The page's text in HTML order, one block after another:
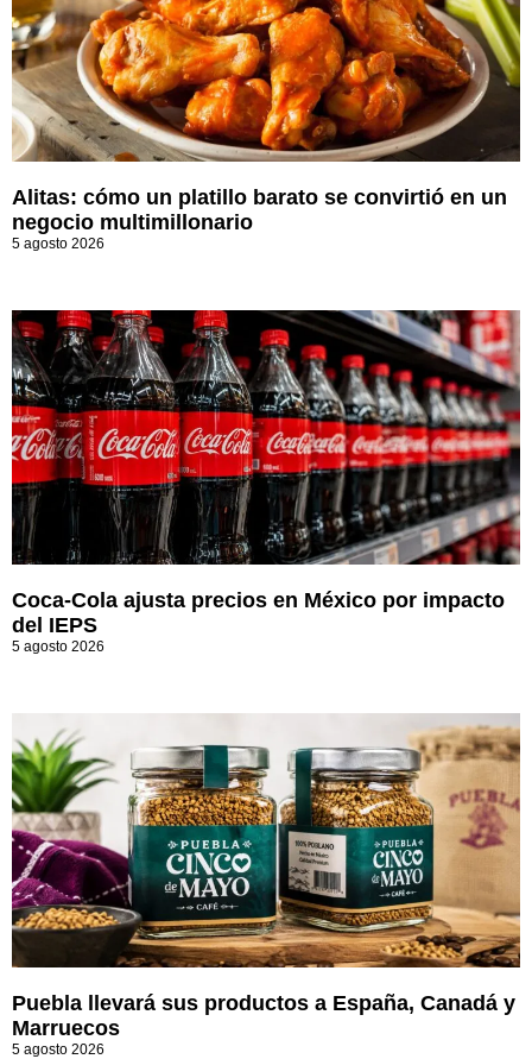
Alitas: cómo un platillo barato se convirtió en un
negocio multimillonario
5 agosto 2026
Coca-Cola ajusta precios en México por impacto
del IEPS
5 agosto 2026
Puebla llevará sus productos a España, Canadá y
Marruecos
5 agosto 2026